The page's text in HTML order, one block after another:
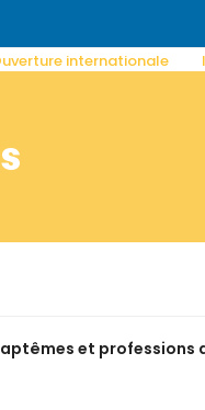
internationale
et professions